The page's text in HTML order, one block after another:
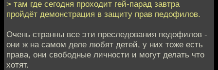
> там где сегодня проходит гей-парад завтра
пройдёт демонстрация в защиту прав педофилов.
Очень странны все эти преследования педофилов -
они ж на самом деле любят детей, у них тоже есть
права, они свободные личности и могут делать что
хотят.